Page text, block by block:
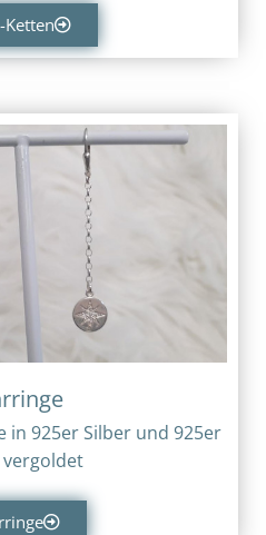
Ketten
in 925er Silber und 925er